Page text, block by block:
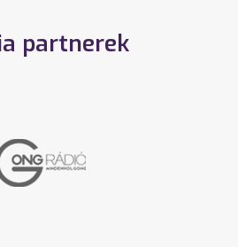
partnerek